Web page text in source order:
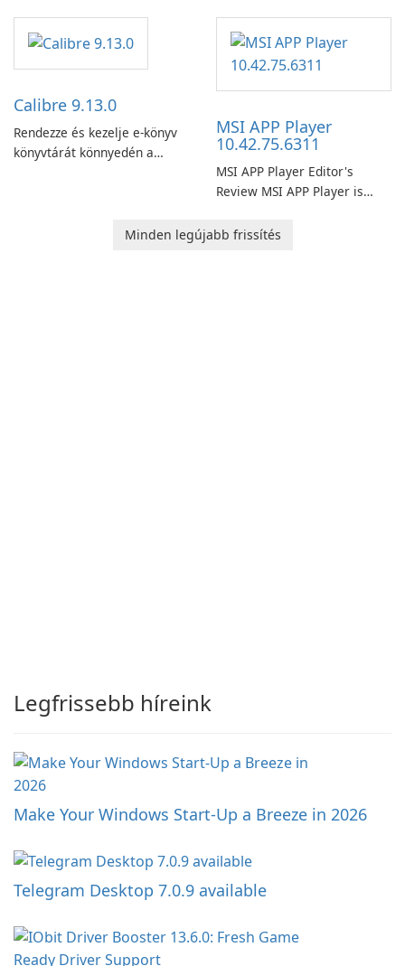
Beta, developed by Microsoft
Corporation, is shaping the
edge features and seamless
Calibre 9.13.0
Rendezze és kezelje e-könyv
könyvtárát könnyedén a
MSI APP Player
10.42.75.6311
MSI APP Player Editor's
Review MSI APP Player is
emulator built atop the
Minden legújabb frissítés
Legfrissebb híreink
Make Your Windows Start-Up a Breeze in 2026
Telegram Desktop 7.0.9 available